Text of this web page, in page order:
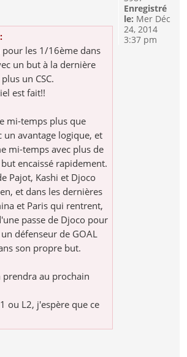
les 1/16ème dans
un but à la dernière
un CSC.
est fait!!
mi-temps plus que
un avantage logique, et
mi-temps avec plus de
encaissé rapidement.
Pajot, Kashi et Djoco
et dans les dernières
et Paris qui rentrent,
passe de Djoco pour
défenseur de GOAL
son propre but.
au prochain
ou L2, j'espère que ce
Enregistré
le: Mer Déc
24, 2014
3:37 pm